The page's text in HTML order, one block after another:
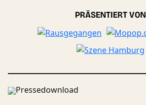
PRÄSENTIERT VON
Pressedownload